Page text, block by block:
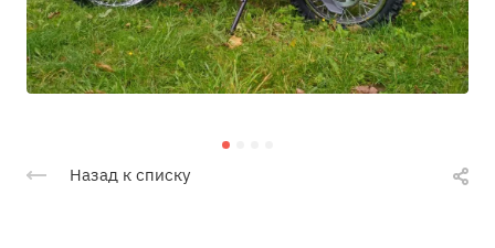
Назад к списку